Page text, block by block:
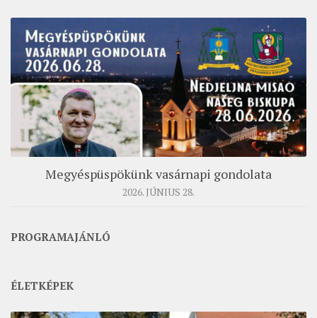
MUNKADOKUMENTUMOK
ZSINATI HÍREK-ÚJSÁG
PASZTORÁLSZOCIOLÓGIAI FELMÉRÉS
KISKORÚAK VÉDELME
„GYERMEKVÉDELMI” KIHÍVÁSOK KÁNONJOGI
MEGKÖZELÍTÉSBEN
Megyéspüspökünk vasárnapi gondolata
2026. JÚNIUS 28.
PROGRAMAJÁNLÓ
ÉLETKÉPEK